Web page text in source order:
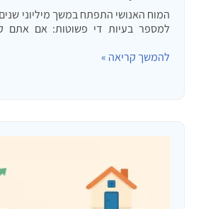
המוח האנושי התפתח במשך מיליוני
למספר בעיות די פשוטות: אם אתם
במקומן צצו בעיות אחרות כמו האם
להמשך קריאה »